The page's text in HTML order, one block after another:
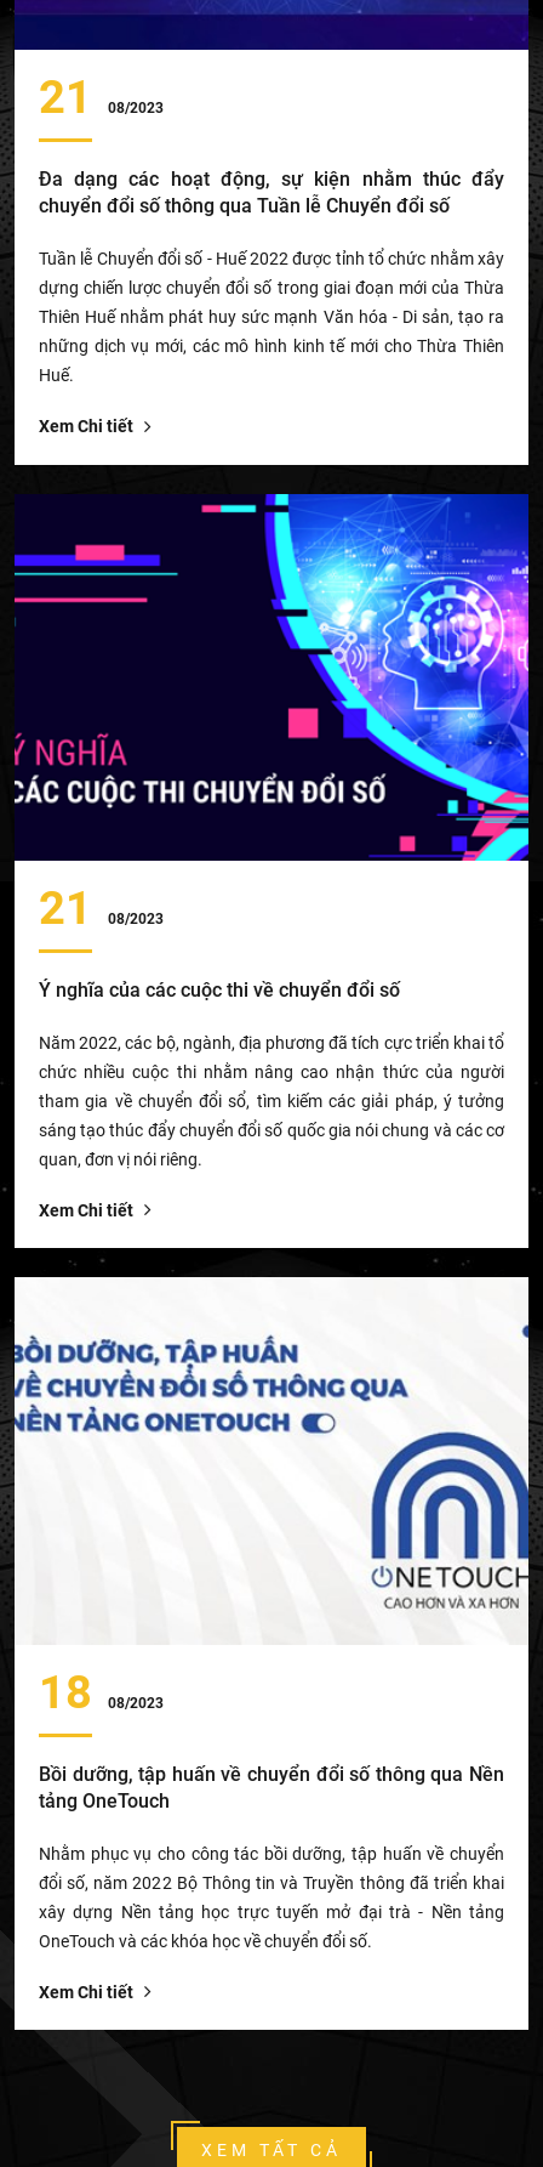
21 08/2023
Đa dạng các hoạt động, sự kiện nhằm thúc đẩy
chuyển đổi số thông qua Tuần lễ Chuyển đổi số
Tuần lễ Chuyển đổi số - Huế 2022 được tỉnh tổ chức nhằm xây
dựng chiến lược chuyển đổi số trong giai đoạn mới của Thừa
Thiên Huế nhằm phát huy sức mạnh Văn hóa - Di sản, tạo ra
những dịch vụ mới, các mô hình kinh tế mới cho Thừa Thiên
Huế.
Xem Chi tiết
21 08/2023
Ý nghĩa của các cuộc thi về chuyển đổi số
Năm 2022, các bộ, ngành, địa phương đã tích cực triển khai tổ
chức nhiều cuộc thi nhằm nâng cao nhận thức của người
tham gia về chuyển đổi sổ, tìm kiếm các giải pháp, ý tưởng
sáng tạo thúc đẩy chuyển đổi số quốc gia nói chung và các cơ
quan, đơn vị nói riêng.
Xem Chi tiết
18 08/2023
Bồi dưỡng, tập huấn về chuyển đổi số thông qua Nền
tảng OneTouch
Nhằm phục vụ cho công tác bồi dưỡng, tập huấn về chuyển
đổi số, năm 2022 Bộ Thông tin và Truyền thông đã triển khai
xây dựng Nền tảng học trực tuyến mở đại trà - Nền tảng
OneTouch và các khóa học về chuyển đổi số.
Xem Chi tiết
XEM TẤT CẢ